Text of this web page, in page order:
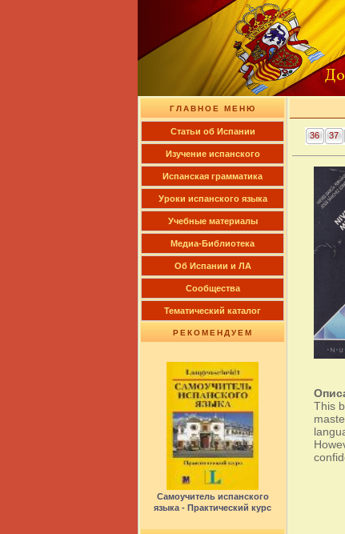
ГЛАВНОЕ МЕНЮ
Cтатьи об Испании
Изучение испанского
Испанская грамматика
Уроки испанского языка
Учебные материалы
Медиа-Библиотека
Об Испании и ЛА
Сообщества
Тематический каталог
РЕКОМЕНДУЕМ
Самоучитель испанского
языка - Практический курс
36 37
This